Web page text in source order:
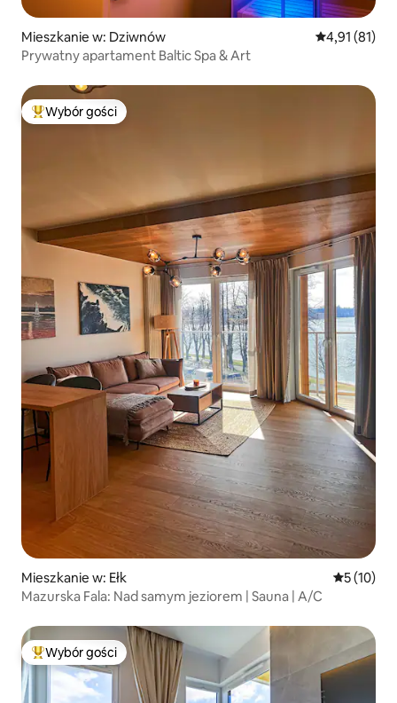
Mieszkanie w: Dziwnów Średnia
4,91 (81)
Prywatny apartament Baltic Spa & Art
Najpopularniejsze z kategorii Wybór gości
Wybór gości
Mieszkanie w: Ełk Średnia
5 (10)
Mazurska Fala: Nad samym jeziorem | Sauna | A/C
Najpopularniejsze z kategorii Wybór gości
Wybór gości